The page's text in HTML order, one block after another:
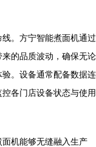
。方宁智能煮面机通过
的品质波动，确保无论
。设备通常配备数据连
各门店设备状态与使用
机能够无缝融入生产